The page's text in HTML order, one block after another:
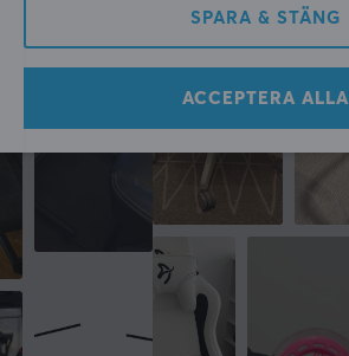
SPARA & STÄNG
ACCEPTERA ALLA